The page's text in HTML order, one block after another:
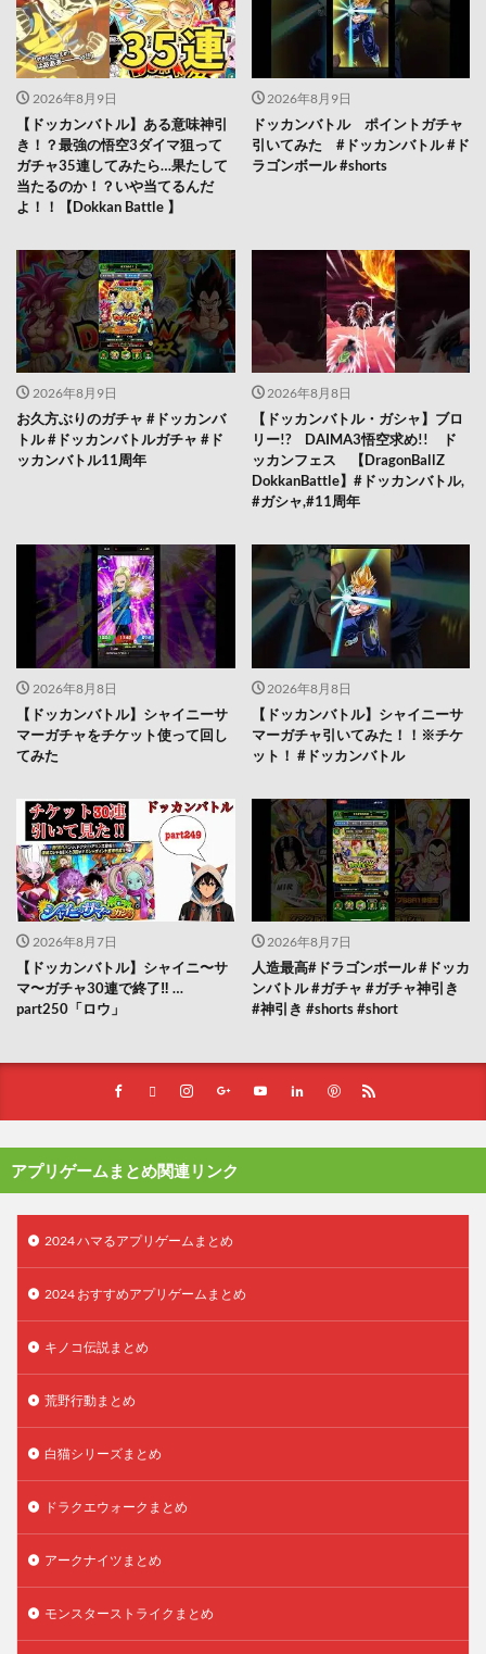
2026年8月9日
【ドッカンバトル】ある意味神引
き！？最強の悟空3ダイマ狙って
ガチャ35連してみたら…果たして
当たるのか！？いや当てるんだ
よ！！【Dokkan Battle 】
2026年8月9日
ドッカンバトル ポイントガチャ
引いてみた #ドッカンバトル #ド
ラゴンボール #shorts
2026年8月9日
お久方ぶりのガチャ #ドッカンバ
トル #ドッカンバトルガチャ #ド
ッカンバトル11周年
2026年8月8日
【ドッカンバトル・ガシャ】ブロ
リー!? DAIMA3悟空求め!! ド
ッカンフェス 【DragonBallZ
DokkanBattle】#ドッカンバトル,
#ガシャ,#11周年
2026年8月8日
【ドッカンバトル】シャイニーサ
マーガチャをチケット使って回し
てみた
2026年8月8日
【ドッカンバトル】シャイニーサ
マーガチャ引いてみた！！※チケ
ット！ #ドッカンバトル
2026年8月7日
【ドッカンバトル】シャイニ〜サ
マ〜ガチャ30連で終了‼︎ …
part250「ロウ」
2026年8月7日
人造最高#ドラゴンボール #ドッカ
ンバトル #ガチャ #ガチャ神引き
#神引き #shorts #short
アプリゲームまとめ関連リンク
2024 ハマるアプリゲームまとめ
2024 おすすめアプリゲームまとめ
キノコ伝説まとめ
荒野行動まとめ
白猫シリーズまとめ
ドラクエウォークまとめ
アークナイツまとめ
モンスターストライクまとめ